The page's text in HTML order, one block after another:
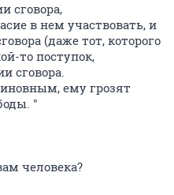
сговора,
в нем участвовать, и
(даже тот, которого
то поступок,
сговора.
ему грозят
"
человека?